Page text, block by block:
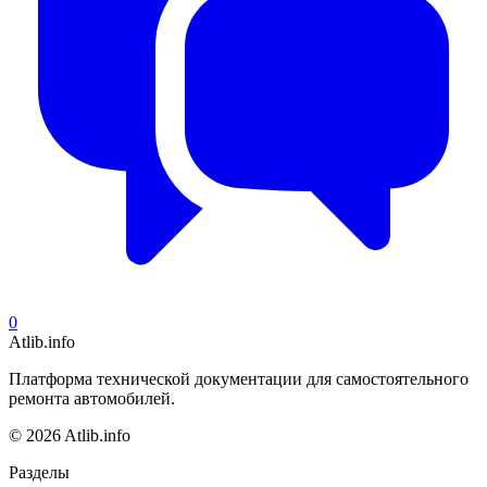
0
Atlib.info
Платформа технической документации для самостоятельного
ремонта автомобилей.
© 2026 Atlib.info
Разделы